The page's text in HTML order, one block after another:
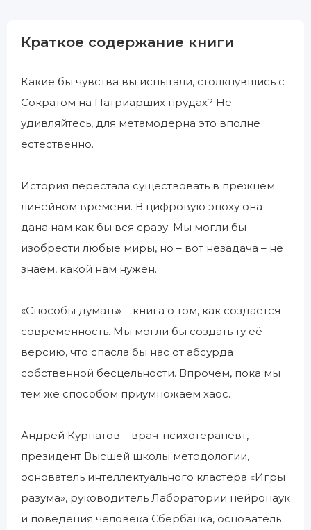
Краткое содержание книги
Какие бы чувства вы испытали, столкнувшись с
Сократом на Патриарших прудах? Не
удивляйтесь, для метамодерна это вполне
естественно.
История перестала существовать в прежнем
линейном времени. В цифровую эпоху она
дана нам как бы вся сразу. Мы могли бы
изобрести любые миры, но – вот незадача – не
знаем, какой нам нужен.
«Способы думать» – книга о том, как создаётся
современность. Мы могли бы создать ту её
версию, что спасла бы нас от абсурда
собственной бесцельности. Впрочем, пока мы
тем же способом приумножаем хаос.
Андрей Курпатов – врач-психотерапевт,
президент Высшей школы методологии,
основатель интеллектуального кластера «Игры
разума», руководитель Лаборатории нейронаук
и поведения человека Сбербанка, основатель